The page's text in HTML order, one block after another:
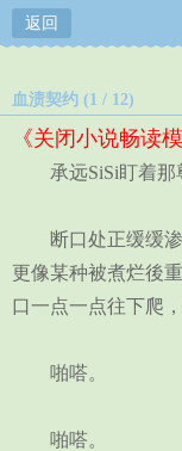
返回
血渍契约 (1 / 12)
《关闭小说畅读
承远SiSi盯着那
断口处正缓缓渗
更像某种被煮烂後
口一点一点往下爬
啪嗒。
啪嗒。